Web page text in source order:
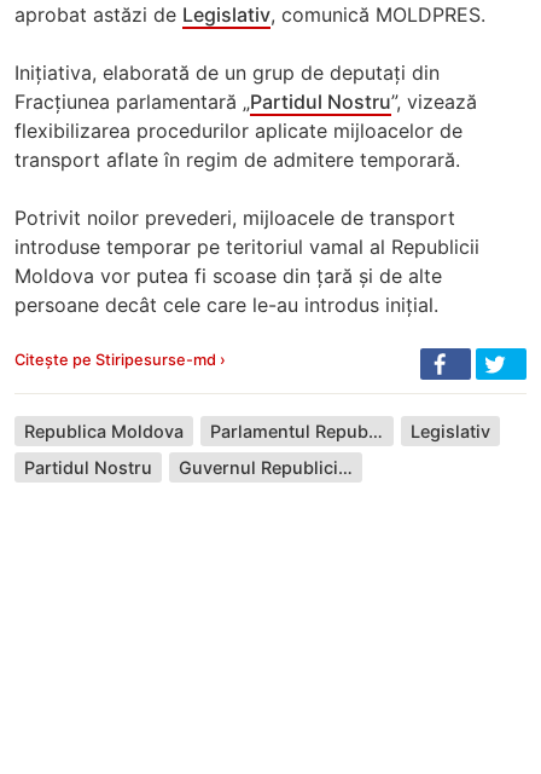
aprobat astăzi de Legislativ, comunică MOLDPRES.
Inițiativa, elaborată de un grup de deputați din
Fracțiunea parlamentară „Partidul Nostru”, vizează
flexibilizarea procedurilor aplicate mijloacelor de
transport aflate în regim de admitere temporară.
Potrivit noilor prevederi, mijloacele de transport
introduse temporar pe teritoriul vamal al Republicii
Moldova vor putea fi scoase din țară și de alte
persoane decât cele care le-au introdus inițial.
Citește pe Stiripesurse-md ›
Republica Moldova Parlamentul Republicii Moldova
Legislativ
Partidul Nostru
Guvernul Republicii Moldova